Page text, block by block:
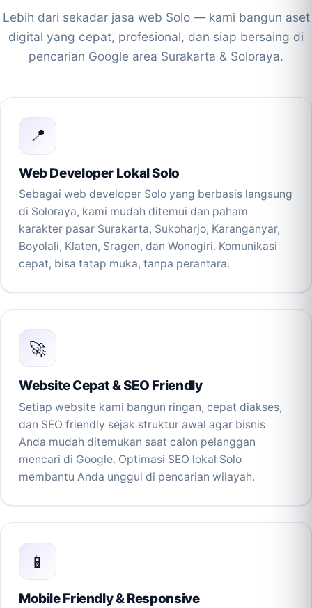
Lebih dari sekadar jasa web Solo — kami bangun aset
digital yang cepat, profesional, dan siap bersaing di
pencarian Google area Surakarta & Soloraya.
📍
Web Developer Lokal Solo
Sebagai web developer Solo yang berbasis langsung
di Soloraya, kami mudah ditemui dan paham
karakter pasar Surakarta, Sukoharjo, Karanganyar,
Boyolali, Klaten, Sragen, dan Wonogiri. Komunikasi
cepat, bisa tatap muka, tanpa perantara.
🚀
Website Cepat & SEO Friendly
Setiap website kami bangun ringan, cepat diakses,
dan SEO friendly sejak struktur awal agar bisnis
Anda mudah ditemukan saat calon pelanggan
mencari di Google. Optimasi SEO lokal Solo
membantu Anda unggul di pencarian wilayah.
📱
Mobile Friendly & Responsive